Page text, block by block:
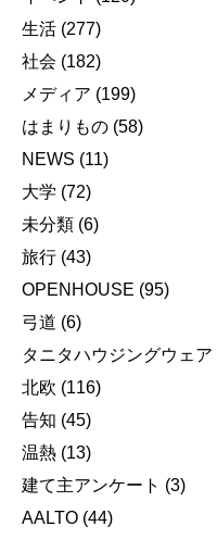
生活 (277)
社会 (182)
メディア (199)
はまりもの (58)
NEWS (11)
大学 (72)
未分類 (6)
旅行 (43)
OPENHOUSE (95)
弓道 (6)
タニタハウジングウェア
北欧 (116)
告知 (45)
温熱 (13)
建て主アンケート (3)
AALTO (44)